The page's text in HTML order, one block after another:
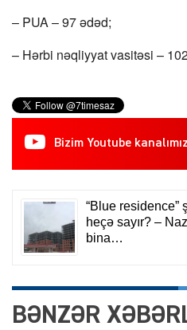
– PUA – 97 ədəd;
– Hərbi nəqliyyat vasitəsi –
Bizim Youtube
BƏNZƏR